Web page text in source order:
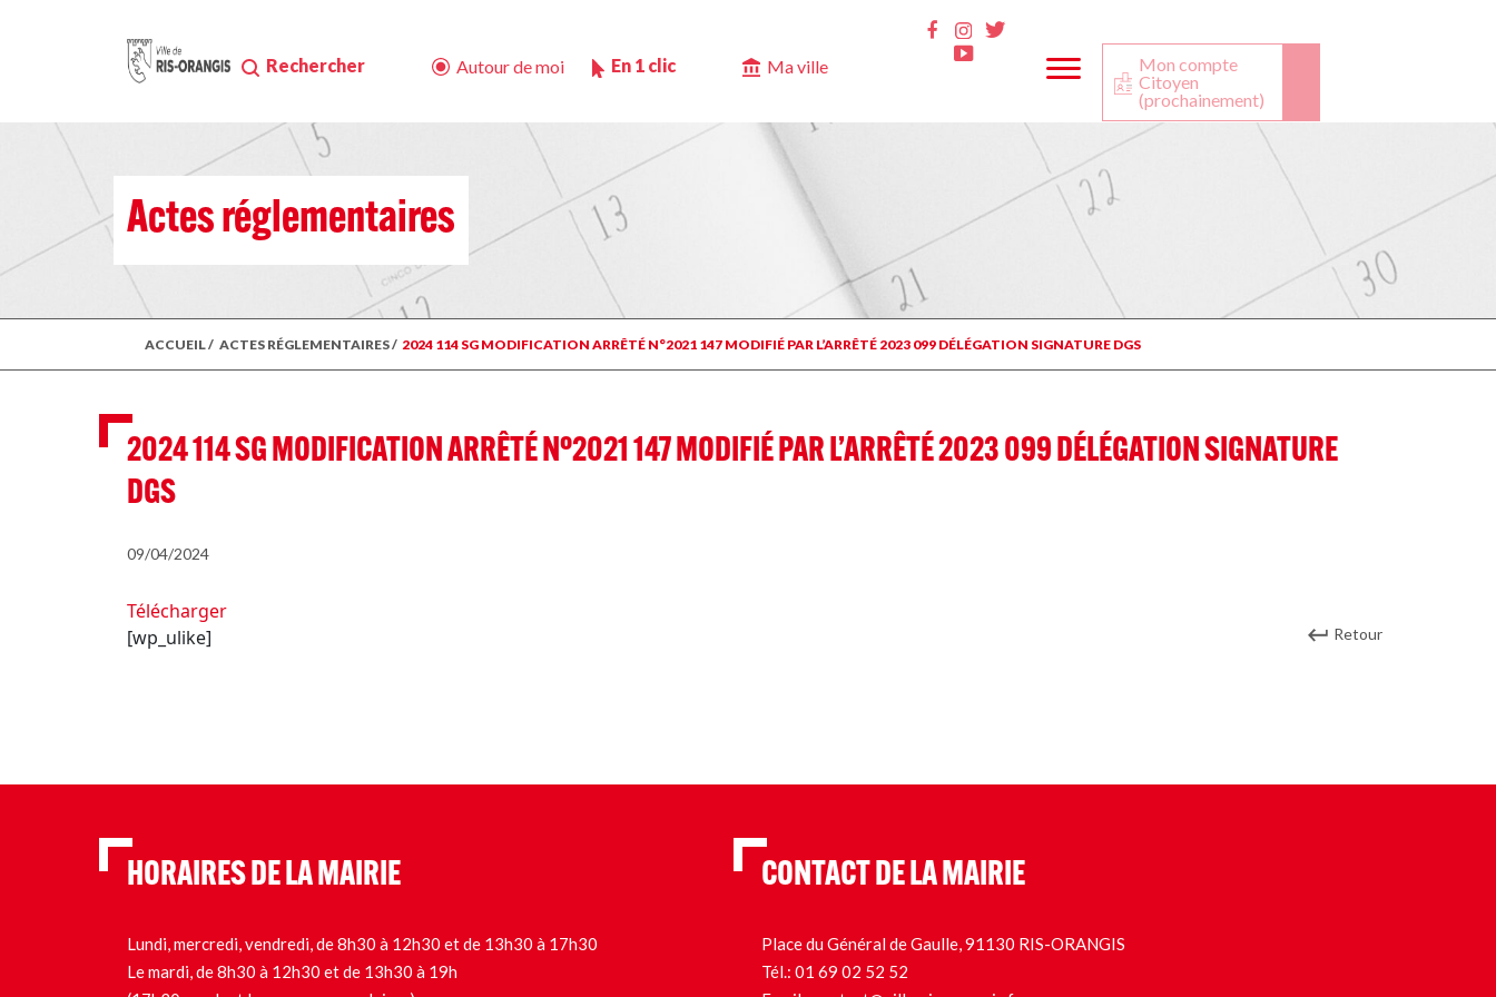
Rechercher Autour de moi En 1 clic Ma ville
Facebook
InstaTwitter
Youtube
Mon compte
Citoyen
(prochainement)
Actes réglementaires
ACCUEIL/ ACTES RÉGLEMENTAIRES/ 2024 114 SG MODIFICATION ARRÊTÉ N°2021 147 MODIFIÉ PAR L’ARRÊTÉ 2023 099 DÉLÉGATION SIGNATURE DGS
2024 114 SG MODIFICATION ARRÊTÉ N°2021 147 MODIFIÉ PAR L’ARRÊTÉ 2023 099 DÉLÉGATION SIGNATURE
DGS
09/04/2024
Télécharger
[wp_ulike]
Retour
HORAIRES DE LA MAIRIE
Lundi, mercredi, vendredi, de 8h30 à 12h30 et de 13h30 à 17h30
Le mardi, de 8h30 à 12h30 et de 13h30 à 19h
CONTACT DE LA MAIRIE
Place du Général de Gaulle, 91130 RIS-ORANGIS
Tél.: 01 69 02 52 52